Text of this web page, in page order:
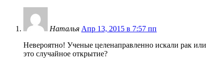
Наталья Апр 13, 2015 в 7:57 пп
Невероятно! Ученые целенаправленно искали рак или
это случайное открытие?